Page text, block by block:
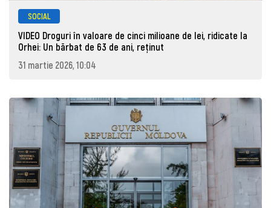
SOCIAL
VIDEO Droguri în valoare de cinci milioane de lei, ridicate la
Orhei: Un bărbat de 63 de ani, reţinut
31 martie 2026, 10:04